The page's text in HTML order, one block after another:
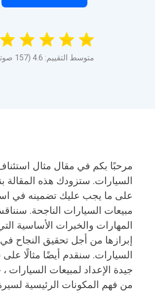
متوسط التقييم: 4.6 (157 صوتا)
مرحبًا بكم في مقال مثال
السيارات. ستزودك هذه المقالة
على ما يجب عليك تضمينه في
مبيعات السيارات الناجحة.
المهارات والخبرات الأساسية
إبرازها من أجل تحقيق النجاح
السيارات. سنقدم أيضًا مثالًا على
جيدة الإعداد لمبيعات السيارات
من فهم المكونات الرئيسية